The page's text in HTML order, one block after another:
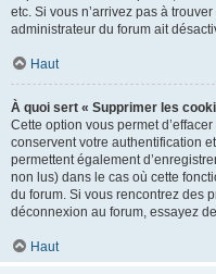
etc. Si vous n’arrivez pas à
administrateur du forum ait
Haut
À quoi sert « Supprimer les
Cette option vous permet
conservent votre authentification
permettent également
non lus) dans le cas où cette
du forum. Si vous rencontrez des
déconnexion au forum, essayez
Haut